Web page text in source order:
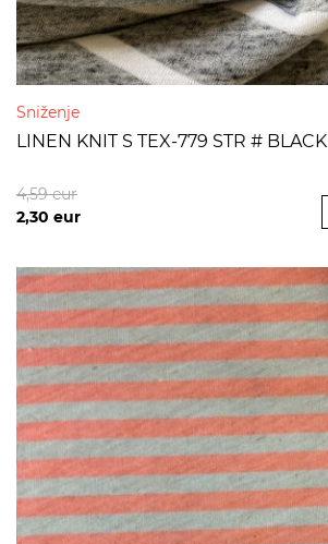
Sniženje
LINEN KNIT S TEX-779 STR # BLACK
2,30 eur
4,59eur